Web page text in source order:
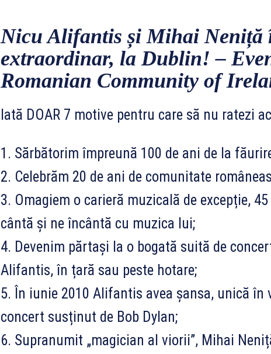
Nicu Alifantis și Mihai Neniță
extraordinar, la Dublin! –
Romanian Community of
Iată DOAR 7 motive pentru care să nu ratezi
1. Sărbătorim împreună 100 de ani de la
2. Celebrăm 20 de ani de comunitate
3. Omagiem o carieră muzicală de excepție,
cântă și ne încântă cu muzica lui;
4. Devenim părtași la o bogată suită de
Alifantis, în țară sau peste hotare;
5. În iunie 2010 Alifantis avea șansa, unică în
concert susținut de Bob Dylan;
6. Supranumit „magician al viorii”, Mihai